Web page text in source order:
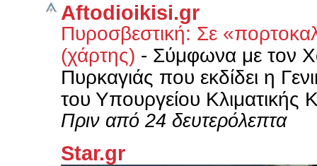
Aftodioikisi.gr
Πυροσβεστική: Σε
(χάρτης) - Σύμφωνα με τον
Πυρκαγιάς που εκδίδει η
του Υπουργείου Κλιματικής
Πριν από 24 δευτερόλεπτα
Star.gr